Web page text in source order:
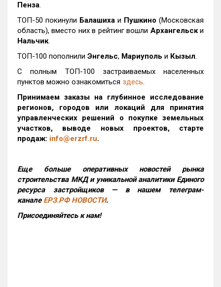
Пенза.
ТОП-50 покинули Балашиха и Пушкино (Московская
область), вместо них в рейтинг вошли Архангельски
Нальчик.
ТОП-100 пополнили Энгельс, Мариуполь и Кызыл.
С полным ТОП-100 застраиваемых населенных
пунктов можно ознакомиться здесь.
Принимаем заказы на глубинное исследование
регионов, городов или локаций для принятия
управленческих решений о покупке земельных
участков, выводе новых проектов, старте
продаж: info@erzrf.ru.
Еще больше оперативных новостей рынка
строительства МКД и уникальной аналитики Единого
ресурса застройщиков — в нашем телеграм-
канале ЕРЗ.РФ НОВОСТИ.
Присоединяйтесь к нам!